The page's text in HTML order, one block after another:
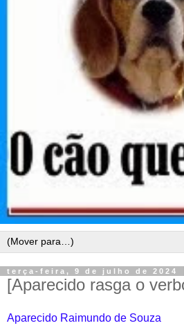
terça-feira, 9 de julho de 2024
[Aparecido rasga o
Aparecido Raimundo de Souza